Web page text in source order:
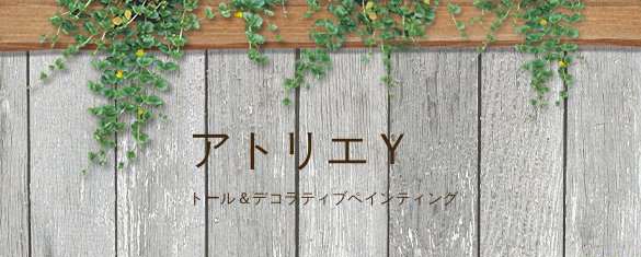
アトリエＹ
トール＆デコラティブペインティング